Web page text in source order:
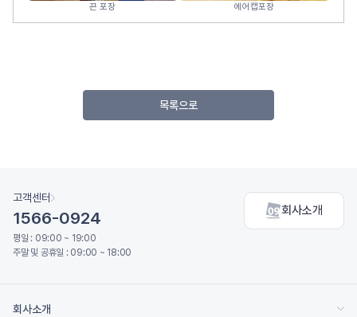
끈 포장 에어캡포장
목록으로
고객센터
1566-0924
평일 : 09:00 ~ 19:00
주말 및 공휴일 : 09:00 ~ 18:00
회사소개
회사소개